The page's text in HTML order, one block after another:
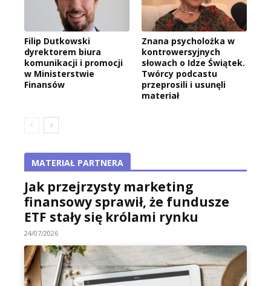
Filip Dutkowski
dyrektorem biura
komunikacji i promocji
w Ministerstwie
Finansów
Znana psycholożka w
kontrowersyjnych
słowach o Idze Świątek.
Twórcy podcastu
przeprosili i usunęli
materiał
MATERIAŁ PARTNERA
Jak przejrzysty marketing
finansowy sprawił, że fundusze
ETF stały się królami rynku
24/07/2026